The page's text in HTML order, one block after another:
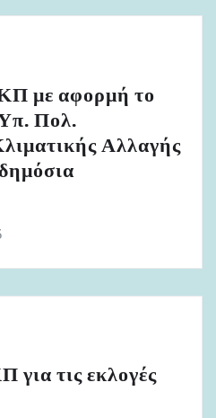
με αφορμή το
Πολ.
Αλλαγής
τις εκλογές